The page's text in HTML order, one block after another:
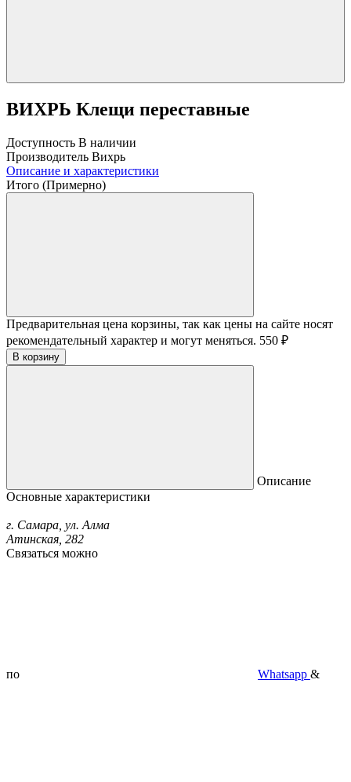
ВИХРЬ Клещи переставные
Доступность В наличии
Производитель Вихрь
Описание и характеристики
Итого (Примерно)
Предварительная цена корзины, так как цены на сайте носят
рекомендательный характер и могут меняться. 550 ₽
В корзину
Описание
Основные характеристики
г. Самара, ул. Алма
Атинская, 282
Связаться можно
по Whatsapp &